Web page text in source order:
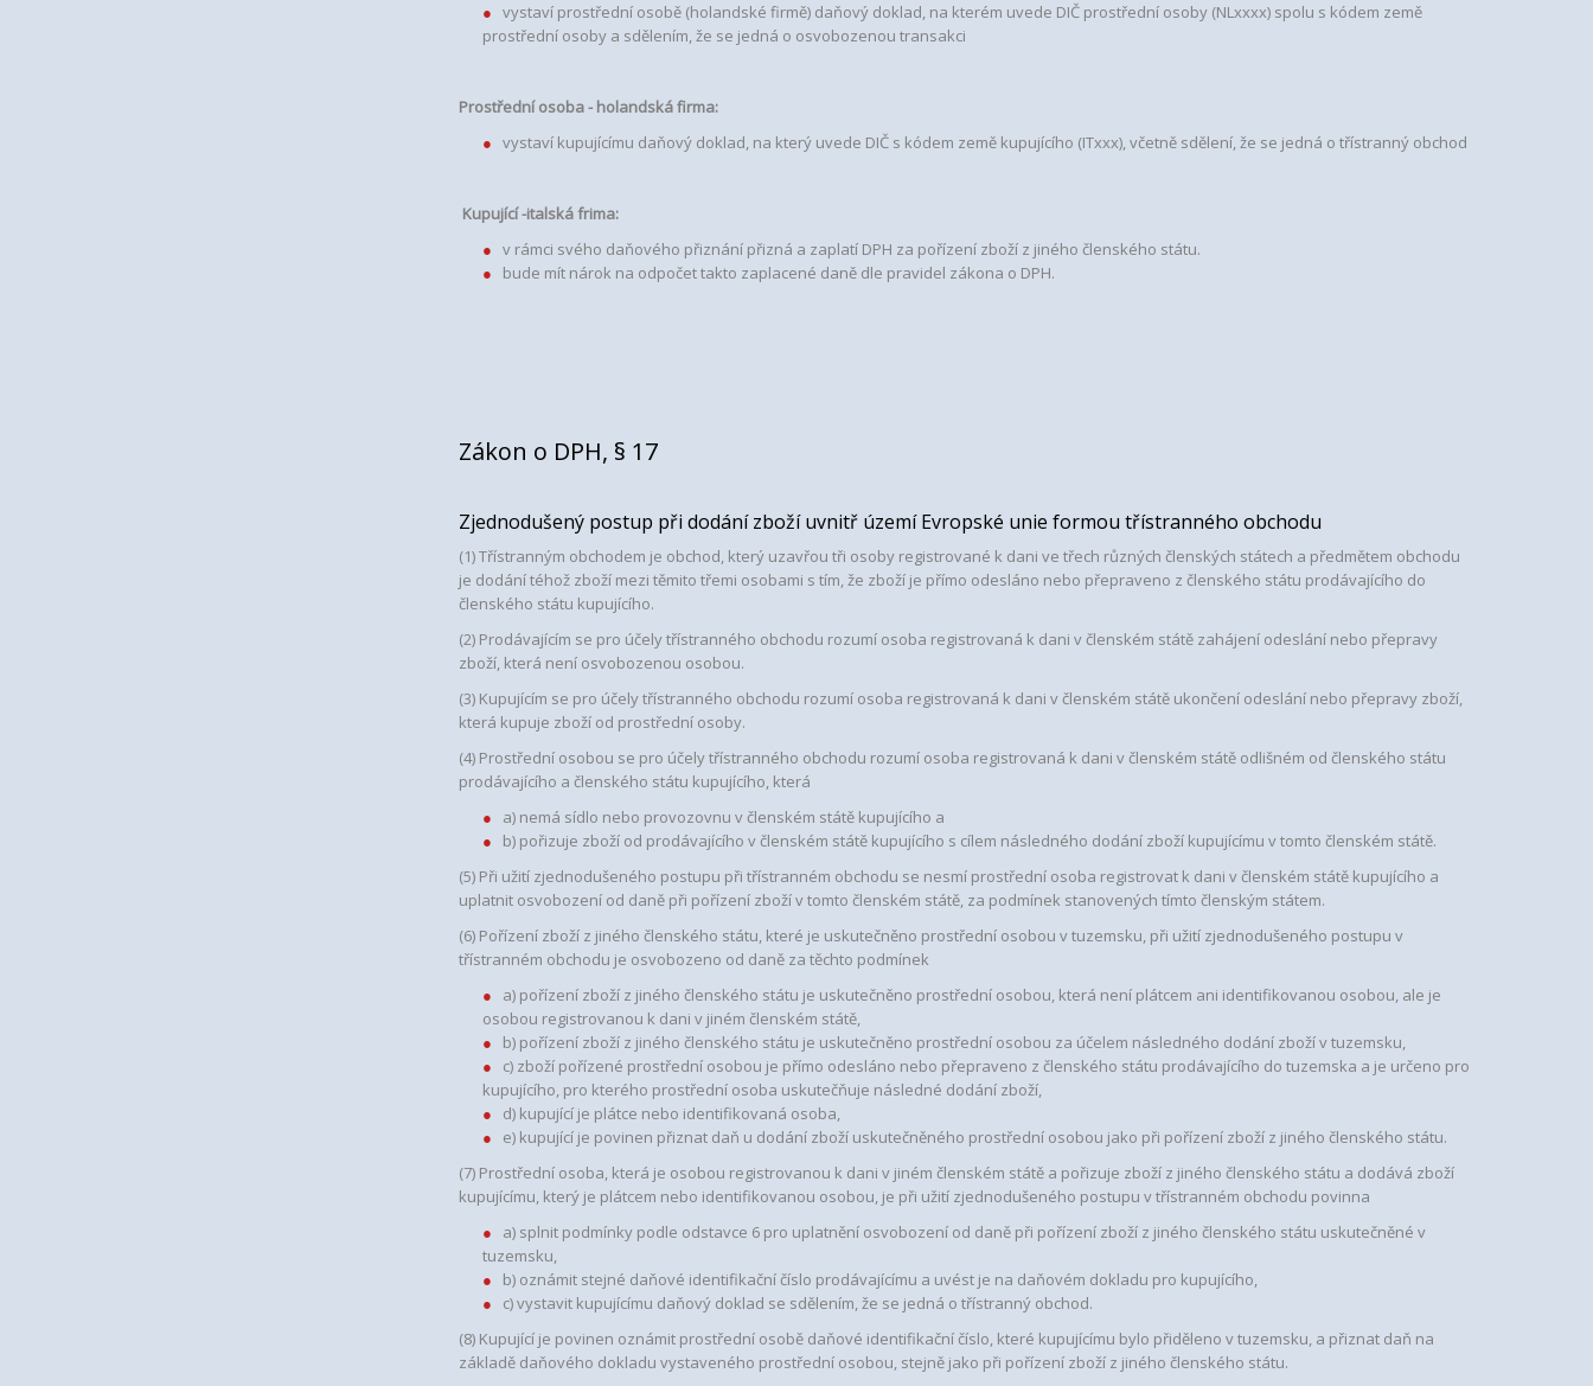
vystaví prostřední osobě (holandské firmě) daňový doklad, na kterém uvede DIČ prostřední osoby (NLxxxx) spolu s kódem země
prostřední osoby a sdělením, že se jedná o osvobozenou transakci
Prostřední osoba - holandská firma:
vystaví kupujícímu daňový doklad, na který uvede DIČ s kódem země kupujícího (ITxxx), včetně sdělení, že se jedná o třístranný obchod
Kupující -italská frima:
v rámci svého daňového přiznání přizná a zaplatí DPH za pořízení zboží z jiného členského státu.
bude mít nárok na odpočet takto zaplacené daně dle pravidel zákona o DPH.
Zákon o DPH, § 17
Zjednodušený postup při dodání zboží uvnitř území Evropské unie formou třístranného obchodu
(1) Třístranným obchodem je obchod, který uzavřou tři osoby registrované k dani ve třech různých členských státech a předmětem obchodu
je dodání téhož zboží mezi těmito třemi osobami s tím, že zboží je přímo odesláno nebo přepraveno z členského státu prodávajícího do
členského státu kupujícího.
(2) Prodávajícím se pro účely třístranného obchodu rozumí osoba registrovaná k dani v členském státě zahájení odeslání nebo přepravy
zboží, která není osvobozenou osobou.
(3) Kupujícím se pro účely třístranného obchodu rozumí osoba registrovaná k dani v členském státě ukončení odeslání nebo přepravy zboží,
která kupuje zboží od prostřední osoby.
(4) Prostřední osobou se pro účely třístranného obchodu rozumí osoba registrovaná k dani v členském státě odlišném od členského státu
prodávajícího a členského státu kupujícího, která
a) nemá sídlo nebo provozovnu v členském státě kupujícího a
b) pořizuje zboží od prodávajícího v členském státě kupujícího s cílem následného dodání zboží kupujícímu v tomto členském státě.
(5) Při užití zjednodušeného postupu při třístranném obchodu se nesmí prostřední osoba registrovat k dani v členském státě kupujícího a
uplatnit osvobození od daně při pořízení zboží v tomto členském státě, za podmínek stanovených tímto členským státem.
(6) Pořízení zboží z jiného členského státu, které je uskutečněno prostřední osobou v tuzemsku, při užití zjednodušeného postupu v
třístranném obchodu je osvobozeno od daně za těchto podmínek
a) pořízení zboží z jiného členského státu je uskutečněno prostřední osobou, která není plátcem ani identifikovanou osobou, ale je
osobou registrovanou k dani v jiném členském státě,
b) pořízení zboží z jiného členského státu je uskutečněno prostřední osobou za účelem následného dodání zboží v tuzemsku,
c) zboží pořízené prostřední osobou je přímo odesláno nebo přepraveno z členského státu prodávajícího do tuzemska a je určeno pro
kupujícího, pro kterého prostřední osoba uskutečňuje následné dodání zboží,
d) kupující je plátce nebo identifikovaná osoba,
e) kupující je povinen přiznat daň u dodání zboží uskutečněného prostřední osobou jako při pořízení zboží z jiného členského státu.
(7) Prostřední osoba, která je osobou registrovanou k dani v jiném členském státě a pořizuje zboží z jiného členského státu a dodává zboží
kupujícímu, který je plátcem nebo identifikovanou osobou, je při užití zjednodušeného postupu v třístranném obchodu povinna
a) splnit podmínky podle odstavce 6 pro uplatnění osvobození od daně při pořízení zboží z jiného členského státu uskutečněné v
tuzemsku,
b) oznámit stejné daňové identifikační číslo prodávajícímu a uvést je na daňovém dokladu pro kupujícího,
c) vystavit kupujícímu daňový doklad se sdělením, že se jedná o třístranný obchod.
(8) Kupující je povinen oznámit prostřední osobě daňové identifikační číslo, které kupujícímu bylo přiděleno v tuzemsku, a přiznat daň na
základě daňového dokladu vystaveného prostřední osobou, stejně jako při pořízení zboží z jiného členského státu.